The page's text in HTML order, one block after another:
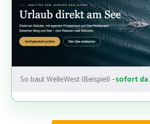
So baut WelleWest (Beispiel) –sofort da.